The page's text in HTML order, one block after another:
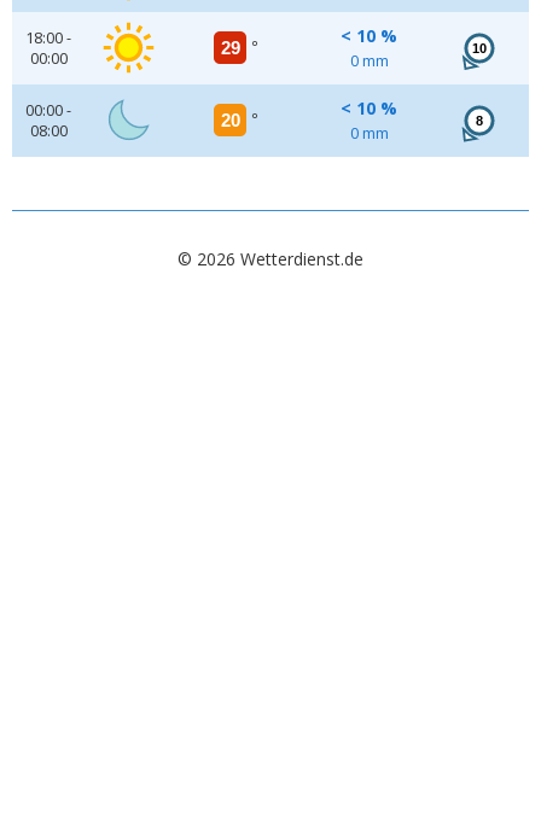
18:00 -
00:00
29 °
< 10 %
0 mm
10
00:00 -
08:00
20 °
< 10 %
0 mm
8
© 2026 Wetterdienst.de